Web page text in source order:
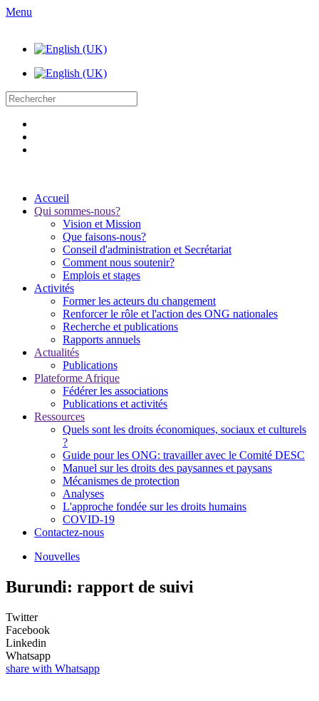
Menu
Accueil
Qui sommes-nous?
Vision et Mission
Que faisons-nous?
Conseil d'administration et Secrétariat
Comment nous soutenir?
Emplois et stages
Activités
Former les acteurs du changement
Renforcer le rôle et l'action des ONG nationales
Recherche et publications
Rapports annuels
Actualités
Publications
Plateforme Afrique
Fédérer les associations
Publications et activités
Ressources
Quels sont les droits économiques, sociaux et culturels
?
Guide pour les ONG: travailler avec le Comité DESC
Manuel sur les droits des paysannes et paysans
Mécanismes de protection
Analyses
L'approche fondée sur les droits humains
COVID-19
Contactez-nous
Nouvelles
Burundi: rapport de suivi
Twitter
Facebook
Linkedin
Whatsapp
share with Whatsapp